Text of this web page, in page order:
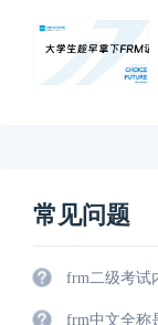
常见问题
frm二级考试
frm中文全称